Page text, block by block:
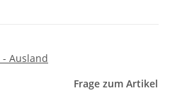
- Ausland
Frage zum Artikel